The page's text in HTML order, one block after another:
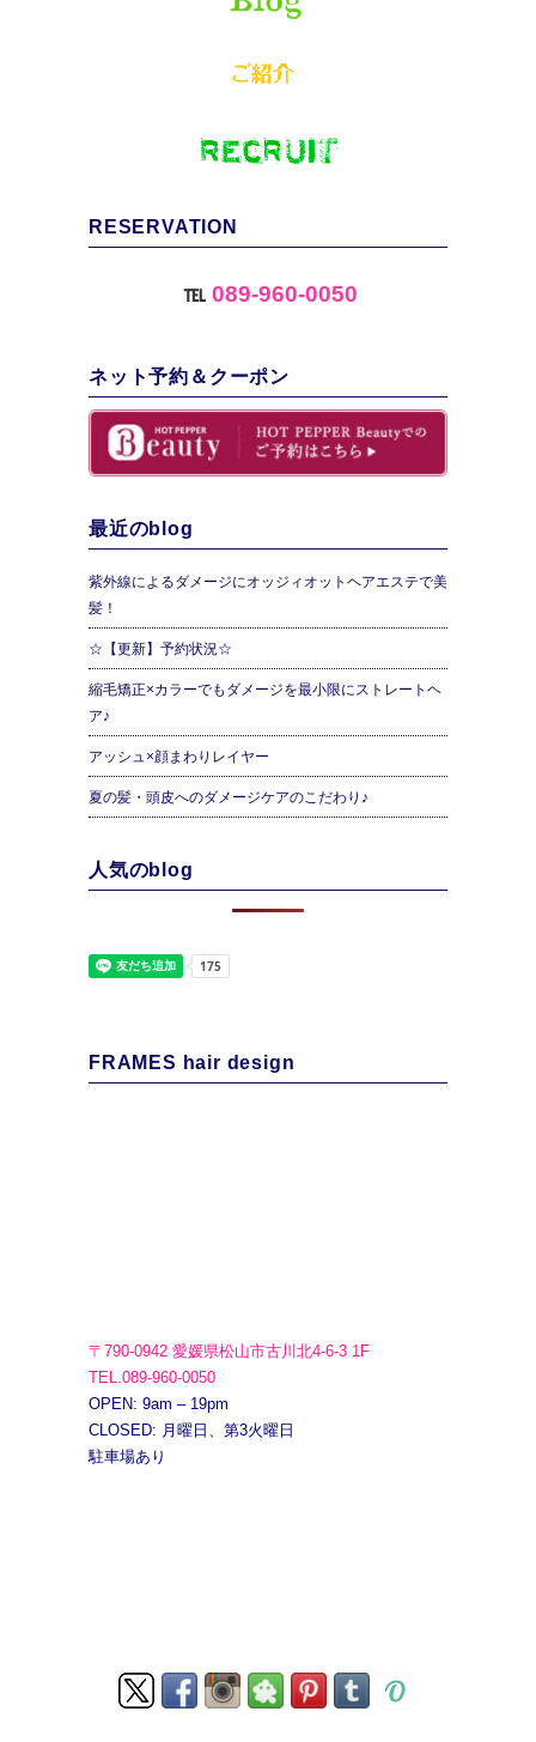
RESERVATION
℡ 089-960-0050
ネット予約＆クーポン
最近のblog
紫外線によるダメージにオッジィオットヘアエステで美
髪！
☆【更新】予約状況☆
縮毛矯正×カラーでもダメージを最小限にストレートヘ
ア♪
アッシュ×顔まわりレイヤー
夏の髪・頭皮へのダメージケアのこだわり♪
人気のblog
FRAMES hair design
〒790-0942 愛媛県松山市古川北4-6-3 1F
TEL.089-960-0050
OPEN: 9am – 19pm
CLOSED: 月曜日、第3火曜日
駐車場あり